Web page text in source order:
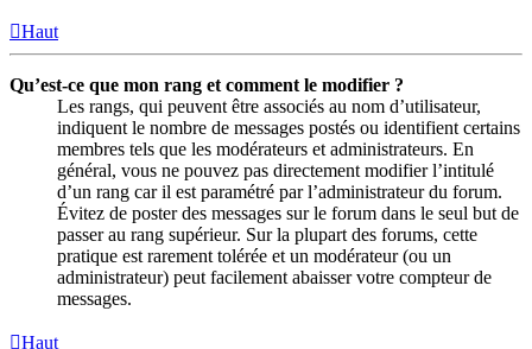
Haut
Qu’est-ce que mon rang et comment le modifier ?
Les rangs, qui peuvent être associés au nom d’utilisateur,
indiquent le nombre de messages postés ou identifient certains
membres tels que les modérateurs et administrateurs. En
général, vous ne pouvez pas directement modifier l’intitulé
d’un rang car il est paramétré par l’administrateur du forum.
Évitez de poster des messages sur le forum dans le seul but de
passer au rang supérieur. Sur la plupart des forums, cette
pratique est rarement tolérée et un modérateur (ou un
administrateur) peut facilement abaisser votre compteur de
messages.
Haut